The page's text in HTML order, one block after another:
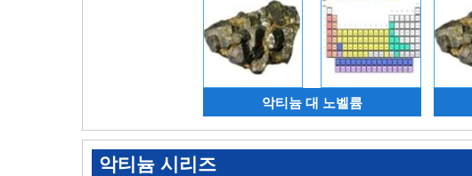
악티늄 대 노벨륨
악티늄 시리즈